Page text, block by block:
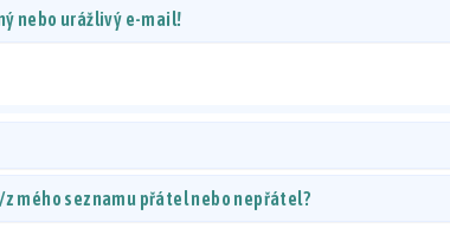
nebo urážlivý e-mail!
mého seznamu přátel nebo nepřátel?